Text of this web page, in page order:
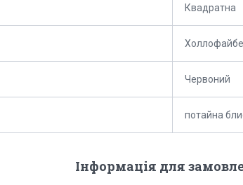
Квадратна
Червоний
потайна
Інформація для